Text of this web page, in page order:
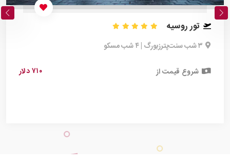
تور روسیه
۳ شب سنت‌پترزبورگ | ۴ شب مسکو
شروع قیمت از ۷۱۰ دلار